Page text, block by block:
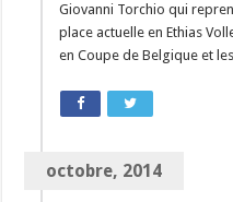
Giovanni Torchio qui
place actuelle en Ethias
en Coupe de Belgique et
octobre, 2014